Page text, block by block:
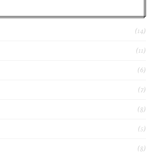
(14)
(11)
(6)
(7)
(8)
(5)
(8)